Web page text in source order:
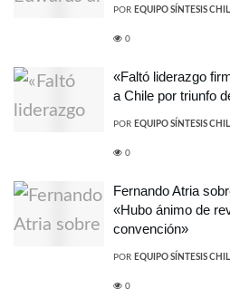
POR EQUIPO SÍNTESIS
0
«Faltó liderazgo
a Chile por triunfo
POR EQUIPO SÍNTESIS
0
Fernando Atria
«Hubo ánimo de
convención»
POR EQUIPO SÍNTESIS
0